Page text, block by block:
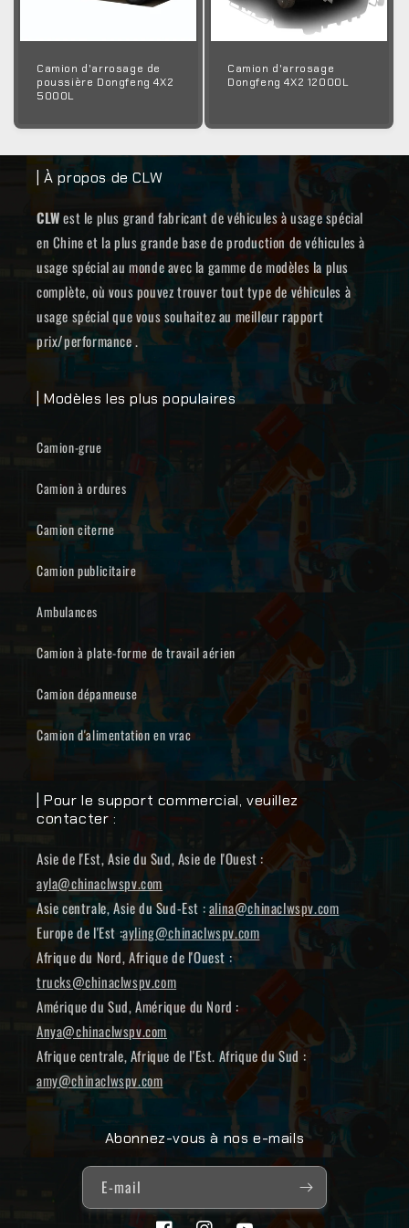
Camion d'arrosage de
poussière Dongfeng 4X2
5000L
Camion d'arrosage
Dongfeng 4X2 12000L
| À propos de CLW
CLWest le plus grand fabricant de véhicules à usage spécial
en Chine et la plus grande base de production de véhicules à
usage spécial au monde avec la gamme de modèles la plus
complète, où vous pouvez trouver tout type de véhicules à
usage spécial que vous souhaitez au meilleur rapport
prix/performance .
| Modèles les plus populaires
Camion-grue
Camion à ordures
Camion citerne
Camion publicitaire
Ambulances
Camion à plate-forme de travail aérien
Camion dépanneuse
Camion d'alimentation en vrac
| Pour le support commercial, veuillez
contacter :
Asie de l'Est, Asie du Sud, Asie de l'Ouest :
ayla@chinaclwspv.com
Asie centrale, Asie du Sud-Est :alina@chinaclwspv.com
Europe de l'Est :ayling@chinaclwspv.com
Afrique du Nord, Afrique de l'Ouest :
trucks@chinaclwspv.com
Amérique du Sud, Amérique du Nord :
Anya@chinaclwspv.com
Afrique centrale, Afrique de l'Est. Afrique du Sud :
amy@chinaclwspv.com
Abonnez-vous à nos e-mails
E-mail